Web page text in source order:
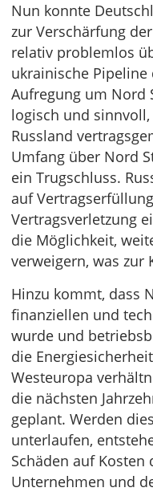
Nun konnte
zur Verschärfung
relativ problemlos
ukrainische
Aufregung um Nord
logisch und
Russland
Umfang über Nord
ein Trugschluss.
auf
Vertragsverletzung
die Möglichkeit,
verweigern, was zur
Hinzu kommt, dass
finanziellen und
wurde und
die
Westeuropa
die nächsten
geplant. Werden
unterlaufen,
Schäden auf
Unternehmen und